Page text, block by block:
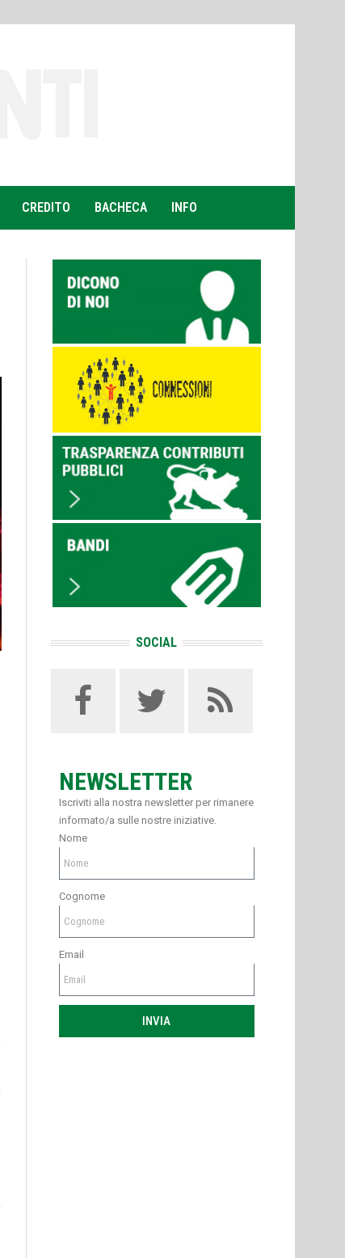
CREDITO BACHECA INFO
SOCIAL
NEWSLETTER
Iscriviti alla nostra newsletter per rimanere
informato/a sulle nostre iniziative.
Nome
Cognome
Email
INVIA